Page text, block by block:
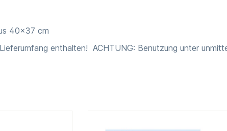
40x37 cm
enthalten! ACHTUNG: Benutzung unter